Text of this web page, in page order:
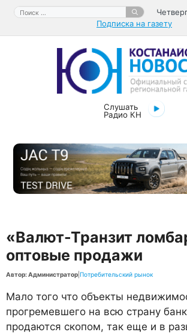
Перейти
содержимому
Поиск:
Подписка на газету
Слушать
Радио КН
«Валют-Транзит
оптовые продажи
Автор: Администратор Потребительский рынок
Мало того что объекты
прогремевшего на всю страну
продаются скопом, так еще и в